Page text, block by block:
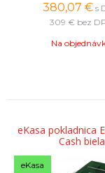
380,07 € s
309 € bez
Na
eKasa pokladnica
Cash biela
eKasa